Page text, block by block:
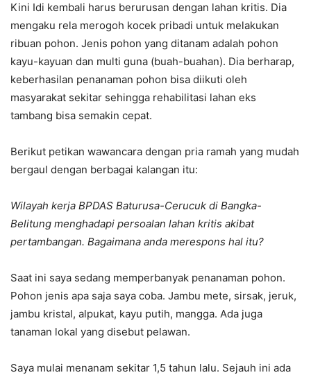
Kini Idi kembali harus berurusan dengan lahan kritis. Dia
mengaku rela merogoh kocek pribadi untuk melakukan
ribuan pohon. Jenis pohon yang ditanam adalah pohon
kayu-kayuan dan multi guna (buah-buahan). Dia berharap,
keberhasilan penanaman pohon bisa diikuti oleh
masyarakat sekitar sehingga rehabilitasi lahan eks
tambang bisa semakin cepat.
Berikut petikan wawancara dengan pria ramah yang mudah
bergaul dengan berbagai kalangan itu:
Wilayah kerja BPDAS Baturusa-Cerucuk di Bangka-
Belitung menghadapi persoalan lahan kritis akibat
pertambangan. Bagaimana anda merespons hal itu?
Saat ini saya sedang memperbanyak penanaman pohon.
Pohon jenis apa saja saya coba. Jambu mete, sirsak, jeruk,
jambu kristal, alpukat, kayu putih, mangga. Ada juga
tanaman lokal yang disebut pelawan.
Saya mulai menanam sekitar 1,5 tahun lalu. Sejauh ini ada